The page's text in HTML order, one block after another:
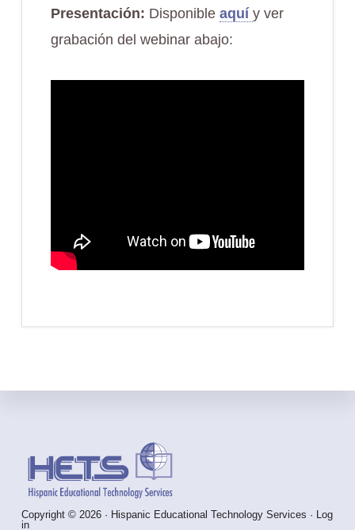
Presentación: Disponible aquí y ver
grabación del webinar abajo:
Copyright © 2026 · Hispanic Educational Technology Services · Log
in